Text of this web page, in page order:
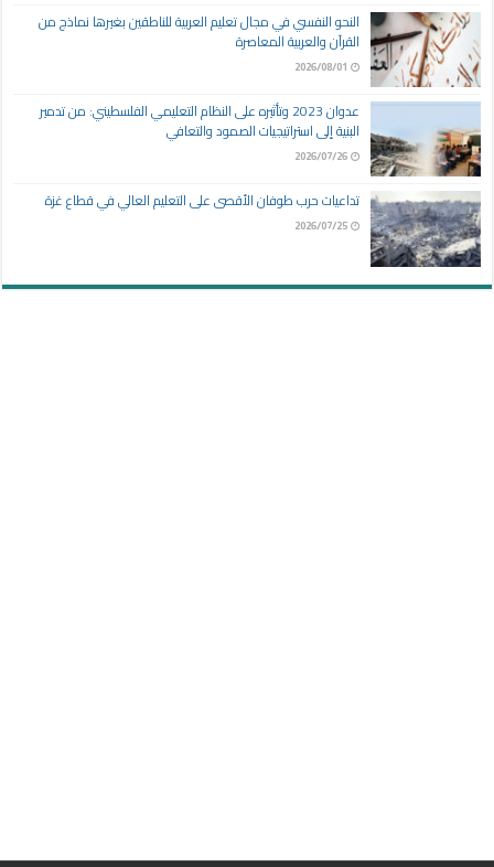
النحو النفسي في مجال تعليم العربية للناطقين بغيرها نماذج من
القرآن والعربية المعاصرة
2026/08/01
عدوان 2023 وتأثيره على النظام التعليمي الفلسطيني: من تدمير
البنية إلى استراتيجيات الصمود والتعافي
2026/07/26
تداعيات حرب طوفان الأقصى على التعليم العالي في قطاع غزة
2026/07/25